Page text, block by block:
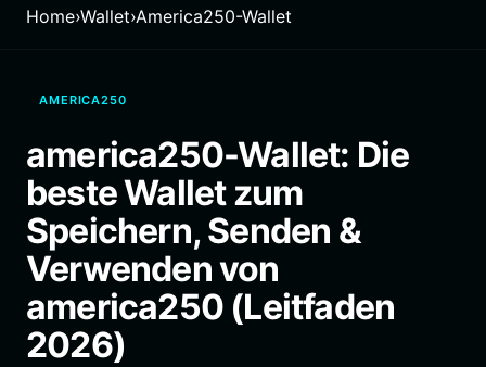
Français
繁體中文
Bahasa Indonesia
ภาษาไทย
Español
Português (Brasil)
Español (Argentina)
Home›Wallet›America250-Wallet
AMERICA250
america250-Wallet: Die
beste Wallet zum
Speichern, Senden &
Verwenden von
america250 (Leitfaden
2026)